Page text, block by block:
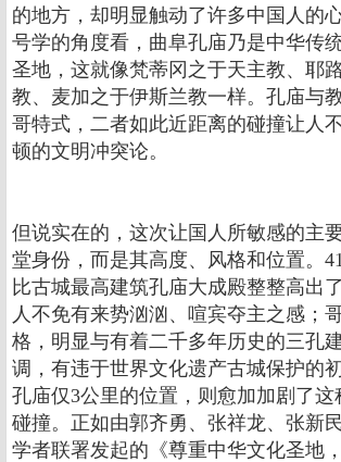
的地方，却明显触动了许多中国人的
号学的角度看，曲阜孔庙乃是中华传
圣地，这就像梵蒂冈之于天主教、耶
教、麦加之于伊斯兰教一样。孔庙与
哥特式，二者如此近距离的碰撞让人
顿的文明冲突论。
但说实在的，这次让国人所敏感的主
堂身份，而是其高度、风格和位置。
比古城最高建筑孔庙大成殿整整高出
人不免有来势汹汹、喧宾夺主之感；
格，明显与有着二千多年历史的三孔
调，有违于世界文化遗产古城保护的
孔庙仅3公里的位置，则愈加加剧了
碰撞。正如由郭齐勇、张祥龙、张新
学者联署发起的《尊重中华文化圣地